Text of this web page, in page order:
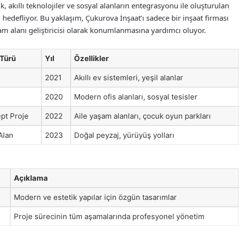
akıllı teknolojiler ve sosyal alanların entegrasyonu ile oluşturulan
Bu yaklaşım, Çukurova İnşaat’ı sadece bir inşaat firması
alanı geliştiricisi olarak konumlanmasına yardımcı oluyor.
Yıl Özellikler
2021 Akıllı ev sistemleri, yeşil alanlar
2020 Modern ofis alanları, sosyal tesisler
Proje 2022 Aile yaşam alanları, çocuk oyun parkları
2023 Doğal peyzaj, yürüyüş yolları
Açıklama
Modern ve estetik yapılar için özgün tasarımlar
Proje sürecinin tüm aşamalarında profesyonel yönetim